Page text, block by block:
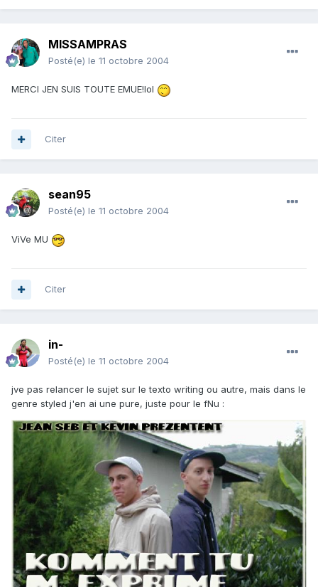
MISSAMPRAS
Posté(e) le 11 octobre 2004
MERCI JEN SUIS TOUTE EMUE!lol
Citer
sean95
Posté(e) le 11 octobre 2004
ViVe MU
Citer
in-
Posté(e) le 11 octobre 2004
jve pas relancer le sujet sur le texto writing ou autre, mais dans le
genre styled j'en ai une pure, juste pour le fNu :